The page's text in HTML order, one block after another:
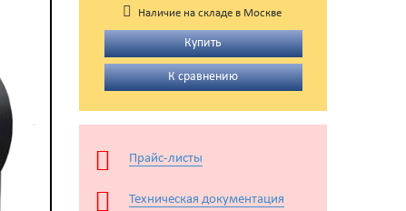
Наличие на складе в Москве
Купить
К сравнению
Прайс-листы
Техническая документация